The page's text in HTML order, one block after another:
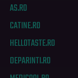
AS.RO
CATINE.RO
HELLOTASTE.RO
DEPARINTI.RO